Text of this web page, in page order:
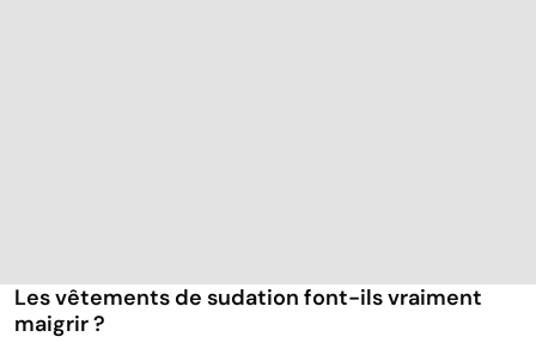
Les vêtements de sudation font-ils vraiment
maigrir ?